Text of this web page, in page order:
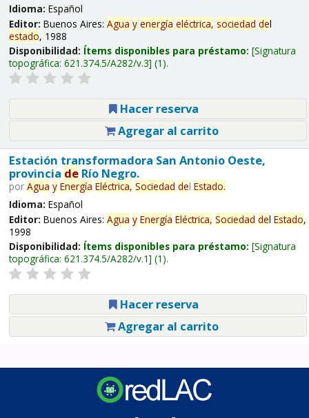
Idioma: Español
Editor: Buenos Aires: Agua y energía eléctrica, sociedad del
estado, 1988
Disponibilidad: Ítems disponibles para préstamo: Signatura
topográfica: 621.374.5/A282/v.3 (1).
Hacer reserva
Agregar al carrito
Estación transformadora San Antonio Oeste,
provincia deRío Negro.
por Agua y Energía Eléctrica, Sociedad del Estado.
Idioma: Español
Editor: Buenos Aires: Agua y Energía Eléctrica, Sociedad del Estado,
1998
Disponibilidad: Ítems disponibles para préstamo: Signatura
topográfica: 621.374.5/A282/v.1 (1).
Hacer reserva
Agregar al carrito